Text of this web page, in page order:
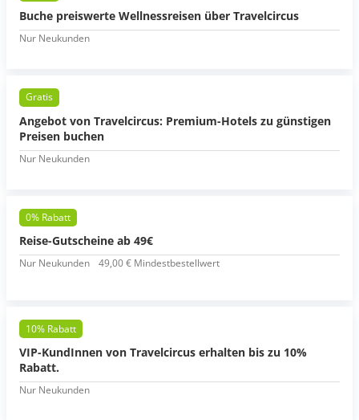
Buche preiswerte Wellnessreisen über Travelcircus
Nur Neukunden
Gratis
Angebot von Travelcircus: Premium-Hotels zu günstigen
Preisen buchen
Nur Neukunden
0% Rabatt
Reise-Gutscheine ab 49€
Nur Neukunden 49,00 € Mindestbestellwert
10% Rabatt
VIP-KundInnen von Travelcircus erhalten bis zu 10%
Rabatt.
Nur Neukunden